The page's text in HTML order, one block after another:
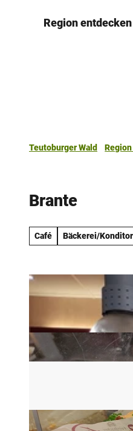
Region entdecken
Teutoburger Wald
Brante
Café Bäckerei/